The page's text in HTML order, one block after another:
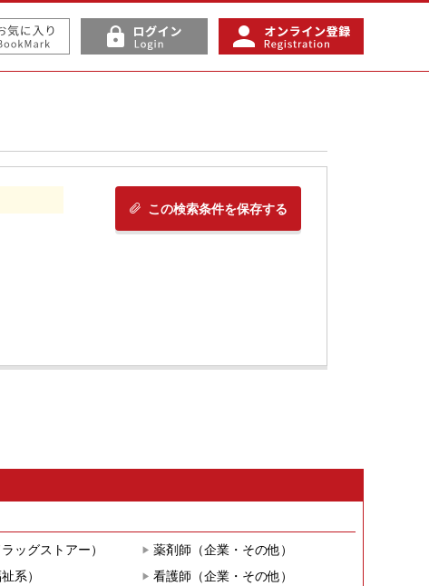
この検索条件を保存する
ッグストアー）
薬剤師（企業・その他）
系）
看護師（企業・その他）